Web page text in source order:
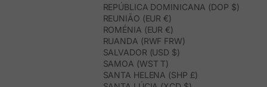
REPÚBLICA DOMINICANA (DOP $)
REUNIÃO (EUR €)
ROMÉNIA (EUR €)
RUANDA (RWF FRW)
SALVADOR (USD $)
SAMOA (WST T)
SANTA HELENA (SHP £)